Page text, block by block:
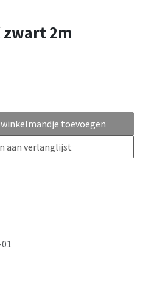
zwart 2m
toevoegen
aan verlanglijst